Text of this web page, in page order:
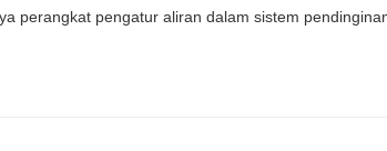
perangkat pengatur aliran dalam sistem